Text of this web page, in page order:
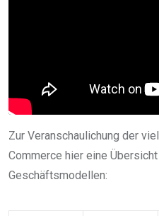
Zur Veranschaulichung der
Commerce hier eine
Geschäftsmodellen: